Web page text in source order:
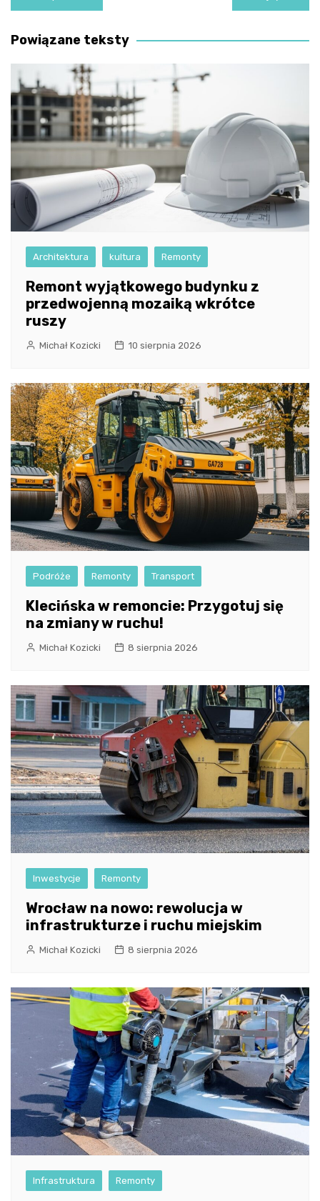
wpisu
Powiązane teksty
Architektura kultura Remonty
Remont wyjątkowego budynku z
przedwojenną mozaiką wkrótce
ruszy
Michał Kozicki 10 sierpnia 2026
Podróże Remonty Transport
Klecińska w remoncie: Przygotuj się
na zmiany w ruchu!
Michał Kozicki 8 sierpnia 2026
Inwestycje Remonty
Wrocław na nowo: rewolucja w
infrastrukturze i ruchu miejskim
Michał Kozicki 8 sierpnia 2026
Infrastruktura Remonty